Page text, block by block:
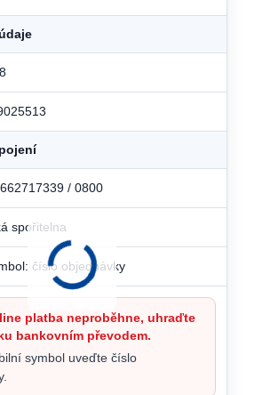
/ 0800
spořitelna
číslo objednávky
platba neproběhne, uhraďte
bankovním převodem.
symbol uveďte číslo